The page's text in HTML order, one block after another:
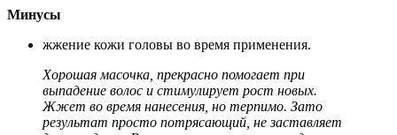
Минусы
жжение кожи головы во время применения.
Хорошая масочка, прекрасно помогает при
выпадение волос и стимулирует рост новых.
Жжет во время нанесения, но терпимо. Зато
результат просто потрясающий, не заставляет